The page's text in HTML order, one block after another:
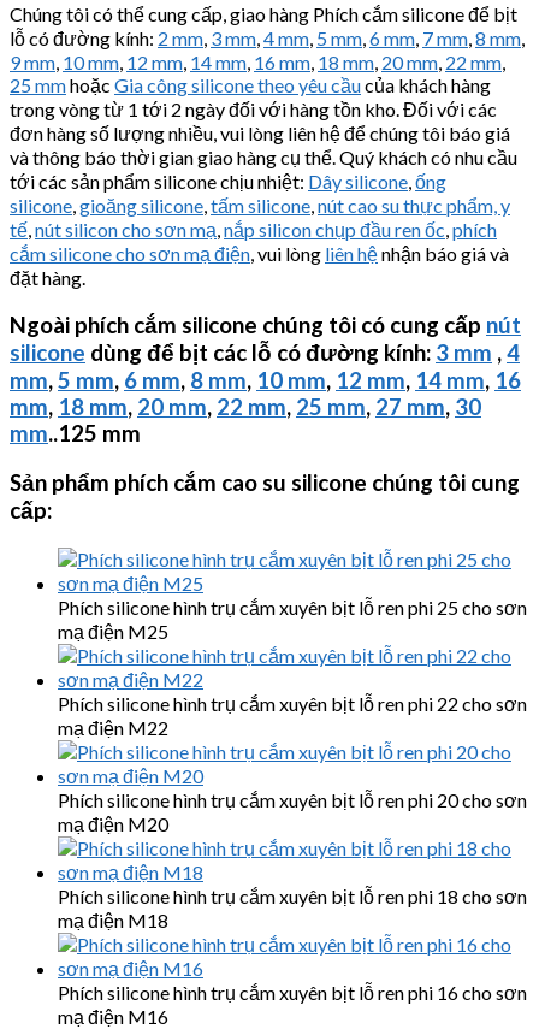
Chúng tôi có thể cung cấp, giao hàng Phích cắm silicone để bịt
lỗ có đường kính: 2 mm 3 mm 4 mm 5 mm 6 mm 7 mm 8 mm
9 mm 10 mm 12 mm 14 mm 16 mm 18 mm 20 mm 22 mm
25 mmhoặc Gia công silicone theo yêu cầucủa khách hàng
trong vòng từ 1 tới 2 ngày đối với hàng tồn kho. Đối với các
đơn hàng số lượng nhiều, vui lòng liên hệ để chúng tôi báo giá
và thông báo thời gian giao hàng cụ thể. Quý khách có nhu cầu
tới các sản phẩm silicone chịu nhiệt: Dây silicone ống
silicone gioăng silicone tấm silicone nút cao su thực phẩm, y
tế nút silicon cho sơn mạ nắp silicon chụp đầu ren ốc phích
cắm silicone cho sơn mạ điện , vui lòng liên hệnhận báo giá và
đặt hàng.
Ngoài phích cắm silicone chúng tôi có cung cấp nút
silicone dùng để bịt các lỗ có đường kính: 3 mm ,4
mm,5 mm, 6 mm, 8 mm, 10 mm, 12 mm, 14 mm, 16
mm, 18 mm, 20 mm, 22 mm, 25 mm, 27 mm, 30
mm..125 mm
Sản phẩm phích cắm cao su silicone chúng tôi cung
cấp:
Phích silicone hình trụ cắm xuyên bịt lỗ ren phi 25 cho sơn
mạ điện M25
Phích silicone hình trụ cắm xuyên bịt lỗ ren phi 22 cho sơn
mạ điện M22
Phích silicone hình trụ cắm xuyên bịt lỗ ren phi 20 cho sơn
mạ điện M20
Phích silicone hình trụ cắm xuyên bịt lỗ ren phi 18 cho sơn
mạ điện M18
Phích silicone hình trụ cắm xuyên bịt lỗ ren phi 16 cho sơn
mạ điện M16